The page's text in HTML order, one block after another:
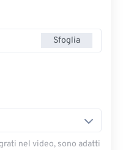
Sfoglia
nel video, sono adatti